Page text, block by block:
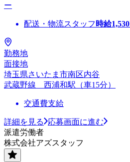
ー
配送・物流スタッフ 時給1,530
勤務地
面接地
埼玉県さいたま市南区内谷
武蔵野線 西浦和駅（車15分）
交通費支給
詳細を見る
応募画面に進む
派遣労働者
株式会社アズスタッフ